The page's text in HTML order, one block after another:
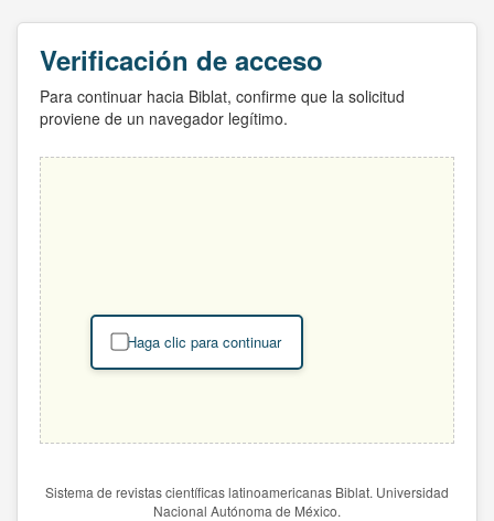
Verificación de acceso
Para continuar hacia Biblat, confirme que la solicitud
proviene de un navegador legítimo.
Haga clic para continuar
Sistema de revistas científicas latinoamericanas Biblat. Universidad
Nacional Autónoma de México.